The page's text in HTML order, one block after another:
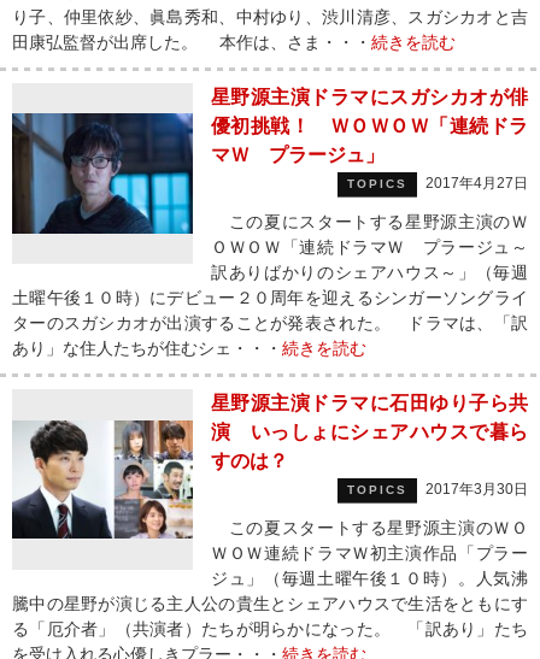
り子、仲里依紗、眞島秀和、中村ゆり、渋川清彦、スガシカオと吉
田康弘監督が出席した。 本作は、さま・・・ 続きを読む
星野源主演ドラマにスガシカオが俳
優初挑戦！ ＷＯＷＯＷ「連続ドラ
マＷ プラージュ」
TOPICS 2017年4月27日
この夏にスタートする星野源主演のＷ
ＯＷＯＷ「連続ドラマＷ プラージュ～
訳ありばかりのシェアハウス～」（毎週
土曜午後１０時）にデビュー２０周年を迎えるシンガーソングライ
ターのスガシカオが出演することが発表された。 ドラマは、「訳
あり」な住人たちが住むシェ・・・ 続きを読む
星野源主演ドラマに石田ゆり子ら共
演 いっしょにシェアハウスで暮ら
すのは？
TOPICS 2017年3月30日
この夏スタートする星野源主演のＷＯ
ＷＯＷ連続ドラマＷ初主演作品「プラー
ジュ」（毎週土曜午後１０時）。人気沸
騰中の星野が演じる主人公の貴生とシェアハウスで生活をともにす
る「厄介者」（共演者）たちが明らかになった。 「訳あり」たち
を受け入れる心優しきプラー・・・ 続きを読む